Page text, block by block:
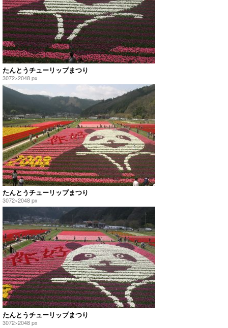
たんとうチューリップまつり
3072×2048 px
たんとうチューリップまつり
3072×2048 px
たんとうチューリップまつり
3072×2048 px